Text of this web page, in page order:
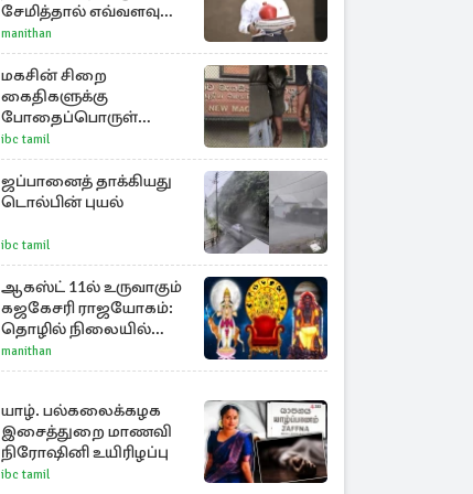
சேமித்தால் எவ்வளவு
கிடைக்கும்?
manithan
மகசின் சிறை
கைதிகளுக்கு
போதைப்பொருள்
வழங்க முற்பட்ட இருவர்
சிக்கினர்
ibc tamil
ஜப்பானைத் தாக்கியது
டொல்பின் புயல்
ibc tamil
ஆகஸ்ட் 11ல் உருவாகும்
கஜகேசரி ராஜயோகம்:
தொழில் நிலையில்
அதிர்ஷ்டம் பெறும் 3
ராசிகள்!
manithan
யாழ். பல்கலைக்கழக
இசைத்துறை மாணவி
நிரோஷினி உயிரிழப்பு
ibc tamil